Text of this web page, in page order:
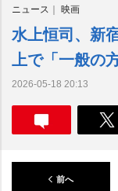
ニュース 映画
水上恒司、新
上で「一般の
2026-05-18 20:13
前へ